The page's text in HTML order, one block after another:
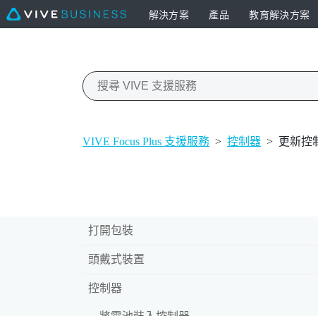
解決方案 產品 教育解決方案
VIVE Focus Plus 支援服務 > 控制器 > 更新控
打開包裝
頭戴式裝置
控制器